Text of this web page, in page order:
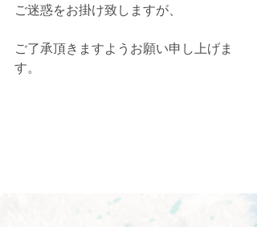
ご迷惑をお掛け致しますが、
ご了承頂きますようお願い申し上げま
す。